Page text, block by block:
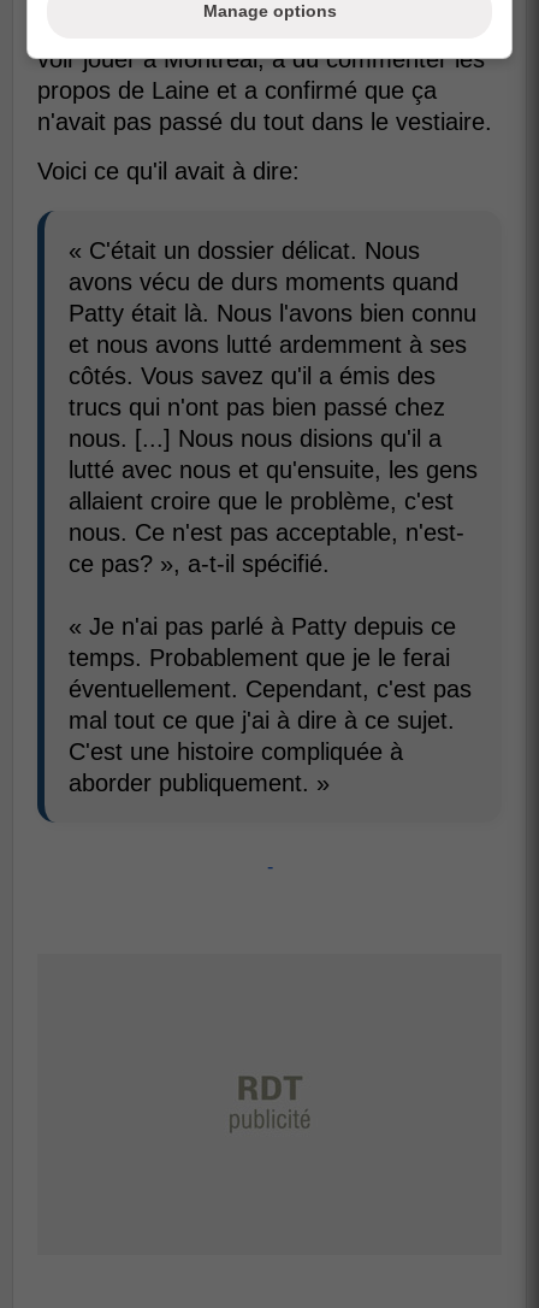
, Olivier, que plusieurs aimeraient
voir jouer à Montréal, a dû commenter les
propos de Laine et a confirmé que ça
n'avait pas passé du tout dans le vestiaire.
Voici ce qu'il avait à dire:
« C'était un dossier délicat. Nous
avons vécu de durs moments quand
Patty était là. Nous l'avons bien connu
et nous avons lutté ardemment à ses
côtés. Vous savez qu'il a émis des
trucs qui n'ont pas bien passé chez
nous. [...] Nous nous disions qu'il a
lutté avec nous et qu'ensuite, les gens
allaient croire que le problème, c'est
nous. Ce n'est pas acceptable, n'est-
ce pas? », a-t-il spécifié.
« Je n'ai pas parlé à Patty depuis ce
temps. Probablement que je le ferai
éventuellement. Cependant, c'est pas
mal tout ce que j'ai à dire à ce sujet.
C'est une histoire compliquée à
aborder publiquement. »
-
Manage options